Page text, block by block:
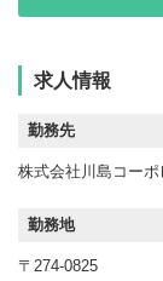
求人情報
勤務先
株式会社川島コー
勤務地
〒274-0825